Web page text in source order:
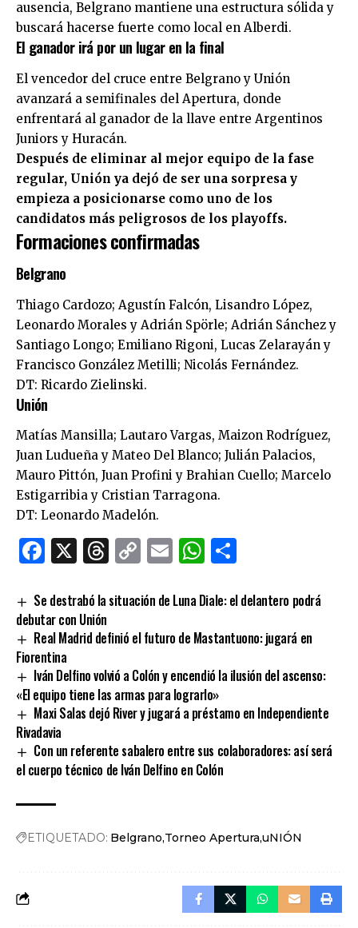
ausencia, Belgrano mantiene una estructura sólida y
buscará hacerse fuerte como local en Alberdi.
El ganador irá por un lugar en la final
El vencedor del cruce entre Belgranoy Unión
avanzará a semifinales del Apertura, donde
enfrentará al ganador de la llave entre Argentinos
Juniors y Huracán.
Después de eliminar al mejor equipo de la fase
regular, Unión ya dejó de ser una sorpresa y
empieza a posicionarse como uno de los
candidatos más peligrosos de los playoffs.
Formaciones confirmadas
Belgrano
Thiago Cardozo; Agustín Falcón, Lisandro López,
Leonardo Morales y Adrián Spörle; Adrián Sánchez y
Santiago Longo; Emiliano Rigoni, Lucas Zelarayán y
Francisco González Metilli; Nicolás Fernández.
DT: Ricardo Zielinski.
Unión
Matías Mansilla; Lautaro Vargas, Maizon Rodríguez,
Juan Ludueña y Mateo Del Blanco; Julián Palacios,
Mauro Pittón, Juan Profini y Brahian Cuello; Marcelo
Estigarribia y Cristian Tarragona.
DT: Leonardo Madelón.
Facebook
X Threads
CopyEmailWhatsApp
Se destrabó la situación de Luna Diale: el delantero podrá
debutar con Unión
Real Madrid definió el futuro de Mastantuono: jugará en
Fiorentina
Iván Delfino volvió a Colón y encendió la ilusión del ascenso:
«El equipo tiene las armas para lograrlo»
Maxi Salas dejó River y jugará a préstamo en Independiente
Rivadavia
Con un referente sabalero entre sus colaboradores: así será
el cuerpo técnico de Iván Delfino en Colón
ETIQUETADO: Belgrano Torneo Apertura uNIÓN